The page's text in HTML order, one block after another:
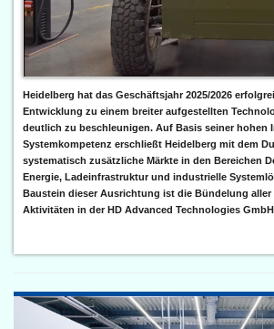
Heidelberg hat das Geschäftsjahr 2025/2026
Entwicklung zu einem breiter aufgestellten
deutlich zu beschleunigen. Auf Basis seiner hohen
Systemkompetenz erschließt Heidelberg mit dem
systematisch zusätzliche Märkte in den Bereichen
Energie, Ladeinfrastruktur und industrielle
Baustein dieser Ausrichtung ist die Bündelung aller
Aktivitäten in der HD Advanced Technologies